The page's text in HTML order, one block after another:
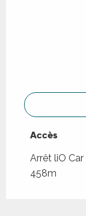
Accès
Accès
Arrêt liO
458m